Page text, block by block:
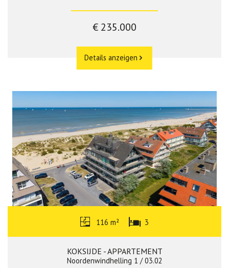
€ 235.000
Details anzeigen
116 m² 3
KOKSIJDE - APPARTEMENT
Noordenwindhelling 1 / 03.02